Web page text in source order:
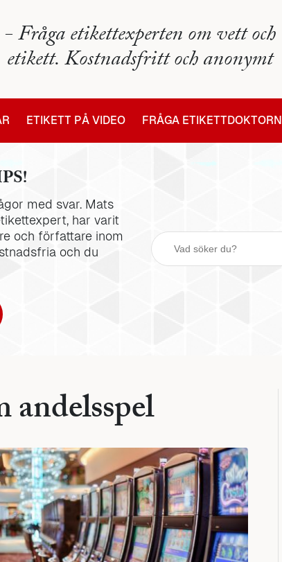
- Fråga etikettexperten om vett och
etikett. Kostnadsfritt och anonymt
ETIKETT PÅ VIDEO FRÅGA ETIKETTDOKTORN
med svar. Mats
har varit
och författare inom
och du